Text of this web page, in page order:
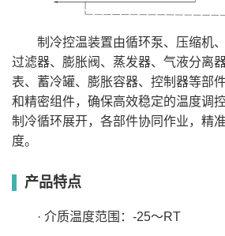
制冷控温装置由循环泵、压缩机、
过滤器、膨胀阀、蒸发器、气液分离
表、蓄冷罐、膨胀容器、控制器等部
和精密组件，确保高效稳定的温度调
制冷循环展开，各部件协同作业，精
度。
产品特点
· 介质温度范围：-25～RT